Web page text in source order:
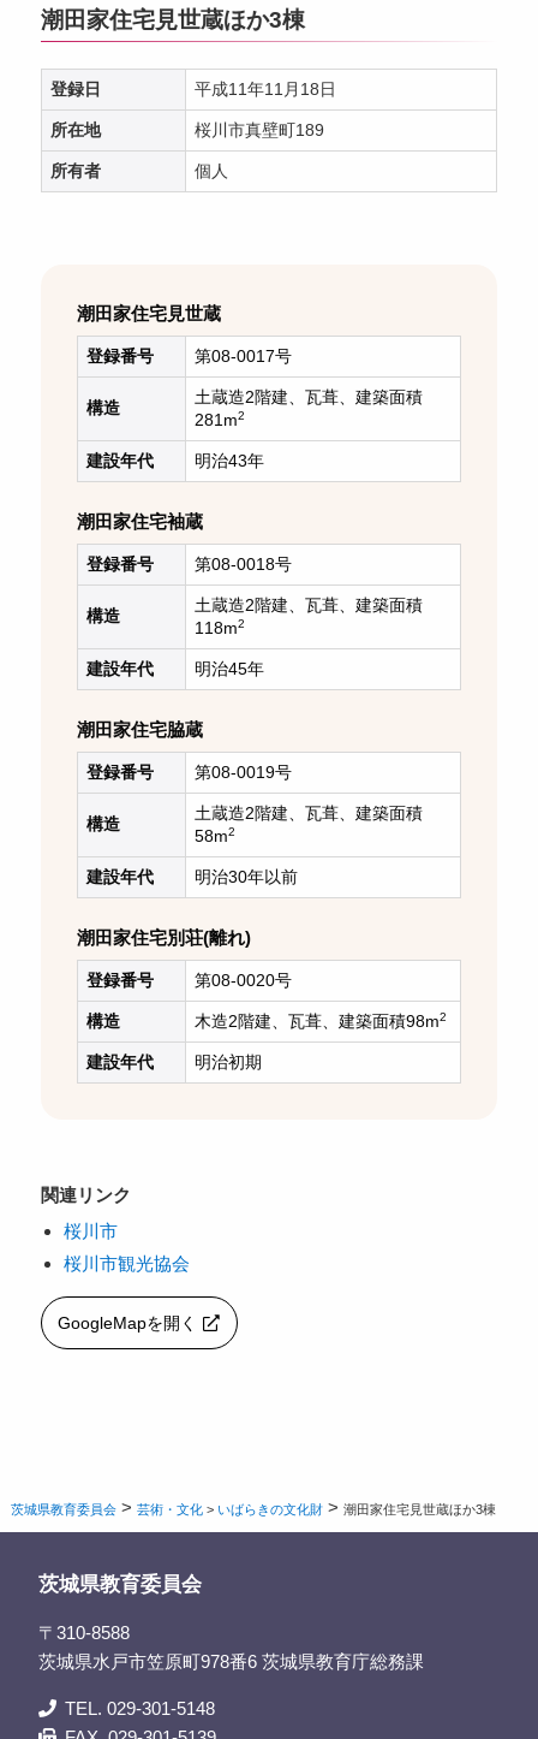
潮田家住宅見世蔵ほか3棟
登録日 平成11年11月18日
所在地 桜川市真壁町189
所有者 個人
潮田家住宅見世蔵
登録番号 第08-0017号
構造
土蔵造2階建、瓦葺、建築面積
281m2
建設年代 明治43年
潮田家住宅袖蔵
登録番号 第08-0018号
構造
土蔵造2階建、瓦葺、建築面積
118m2
建設年代 明治45年
潮田家住宅脇蔵
登録番号 第08-0019号
構造
土蔵造2階建、瓦葺、建築面積
58m2
建設年代 明治30年以前
潮田家住宅別荘(離れ)
登録番号 第08-0020号
構造 木造2階建、瓦葺、建築面積98m2
建設年代 明治初期
関連リンク
桜川市
桜川市観光協会
GoogleMapを開く
茨城県教育委員会 >芸術・文化 > いばらきの文化財 >潮田家住宅見世蔵ほか3棟
茨城県教育委員会
〒310-8588
茨城県水戸市笠原町978番6 茨城県教育庁総務課
TEL. 029-301-5148